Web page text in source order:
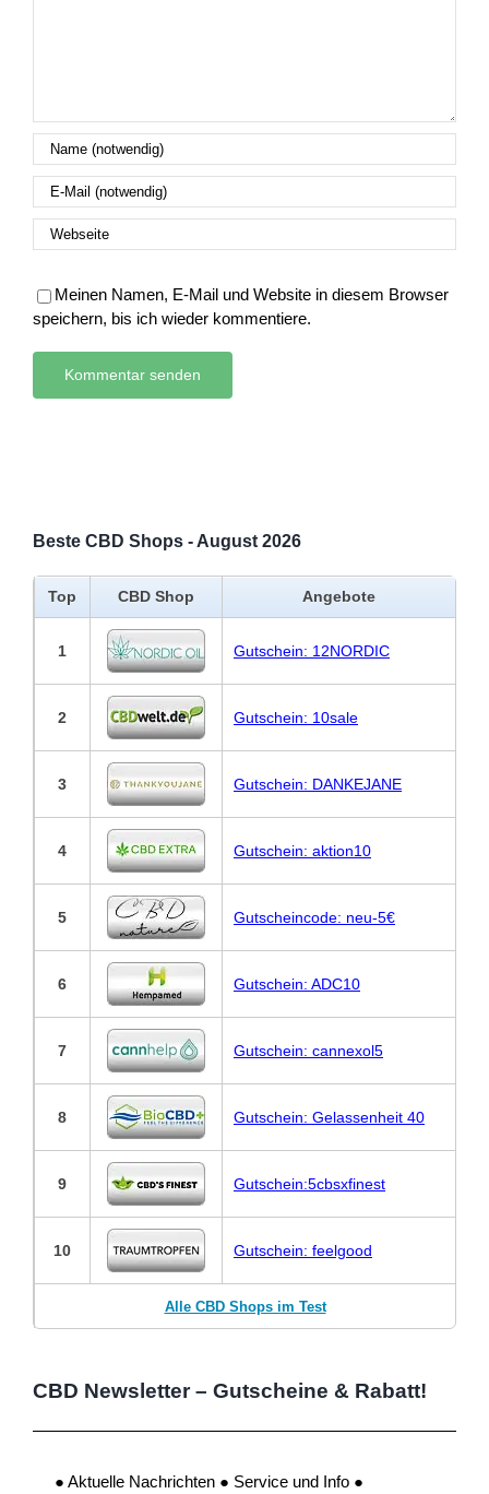
Meinen Namen, E-Mail und Website in diesem Browser
speichern, bis ich wieder kommentiere.
Beste CBD Shops - August 2026
Top CBD Shop Angebote
1 Gutschein: 12NORDIC
2 Gutschein: 10sale
3 Gutschein: DANKEJANE
4 Gutschein: aktion10
5 Gutscheincode: neu-5€
6 Gutschein: ADC10
7 Gutschein: cannexol5
8 Gutschein: Gelassenheit 40
9 Gutschein:5cbsxfinest
10 Gutschein: feelgood
Alle CBD Shops im Test
CBD Newsletter – Gutscheine & Rabatt!
● Aktuelle Nachrichten ● Service und Info ●